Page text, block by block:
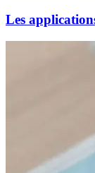
Les